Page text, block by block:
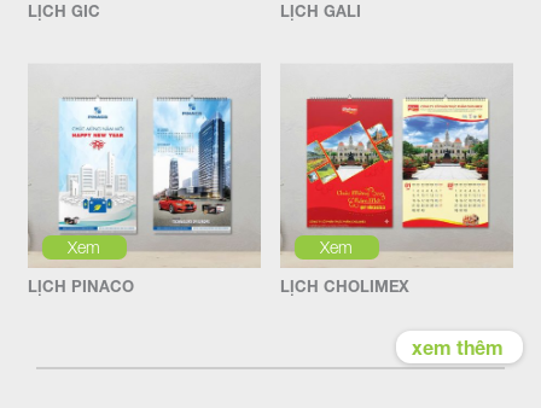
LỊCH GIC LỊCH GALI
Xem
LỊCH PINACO
Xem
LỊCH CHOLIMEX
xem thêm